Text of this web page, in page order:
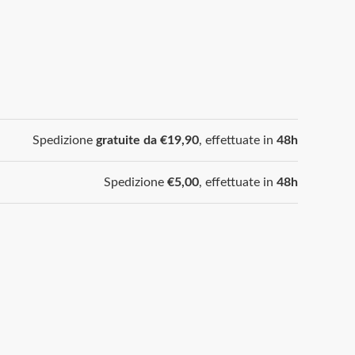
Spedizione gratuite da €19,90, effettuate in 48h
Spedizione €5,00, effettuate in 48h